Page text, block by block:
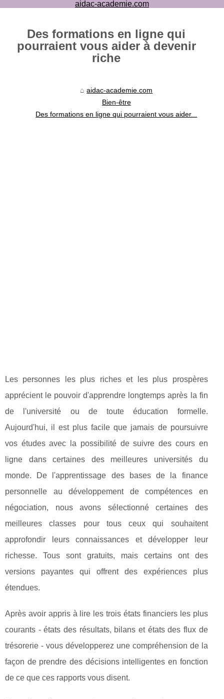
Des formations en ligne qui
pourraient vous aider à devenir
riche
aidac-academie.com
Bien-être
Des formations en ligne qui pourraient vous aider...
Les personnes les plus riches et les plus prospères
apprécient le pouvoir d'apprendre longtemps après la fin
de l'université ou de toute éducation formelle.
Aujourd'hui, il est plus facile que jamais de poursuivre
vos études avec la possibilité de suivre des cours en
ligne dans certaines des meilleures universités du
monde. De l'apprentissage des bases de la finance
personnelle au développement de compétences en
négociation, nous avons sélectionné certaines des
meilleures classes pour tous ceux qui souhaitent
approfondir leurs connaissances et développer leur
richesse. Tous sont gratuits, mais certains ont des
versions payantes qui offrent des expériences plus
étendues.
Après avoir appris à lire les trois états financiers les plus
courants - états des résultats, bilans et états des flux de
trésorerie - vous développerez une compréhension de la
façon de prendre des décisions intelligentes en fonction
de ce que ces rapports vous disent.
aidac-academie.com